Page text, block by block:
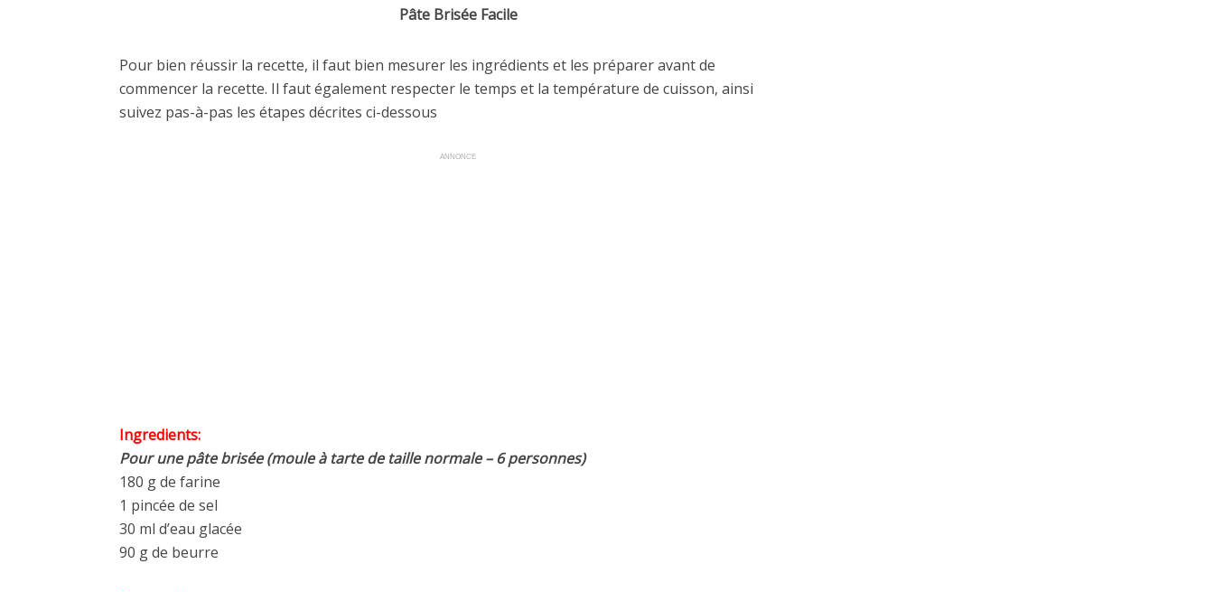
Pâte Brisée Facile
Pour bien réussir la recette, il faut bien mesurer les ingrédients et les préparer avant de
commencer la recette. Il faut également respecter le temps et la température de cuisson, ainsi
suivez pas-à-pas les étapes décrites ci-dessous
ANNONCE
Ingredients:
Pour une pâte brisée (moule à tarte de taille normale – 6 personnes)
180 g de farine
1 pincée de sel
30 ml d’eau glacée
90 g de beurre